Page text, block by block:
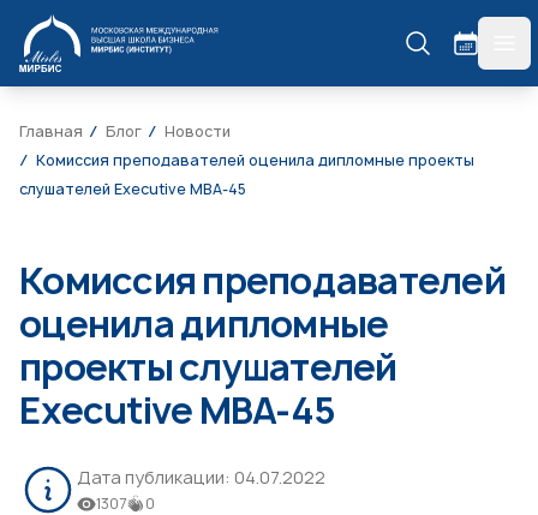
МИРБИС
Главная Блог
Новости
Комиссия преподавателей оценила дипломные проекты
слушателей Executive МВА-45
Комиссия преподавателей
оценила дипломные
проекты слушателей
Executive МВА-45
Дата публикации: 04.07.2022
1307 0